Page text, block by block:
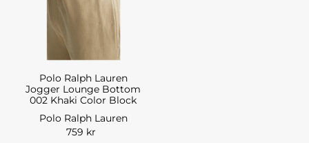
Polo Ralph Lauren
Jogger Lounge Bottom
002 Khaki Color Block
Polo Ralph Lauren
759 kr